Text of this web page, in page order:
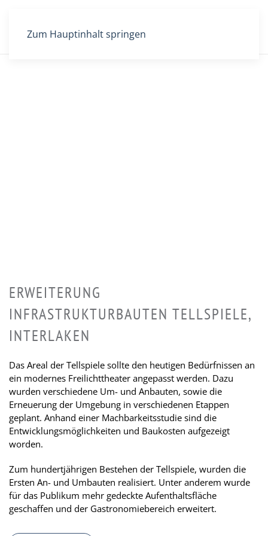
Zum Hauptinhalt springen
ERWEITERUNG
INFRASTRUKTURBAUTEN TELLSPIELE,
INTERLAKEN
Das Areal der Tellspiele sollte den heutigen Bedürfnissen an
ein modernes Freilichttheater angepasst werden. Dazu
wurden verschiedene Um- und Anbauten, sowie die
Erneuerung der Umgebung in verschiedenen Etappen
geplant. Anhand einer Machbarkeitsstudie sind die
Entwicklungsmöglichkeiten und Baukosten aufgezeigt
worden.
Zum hundertjährigen Bestehen der Tellspiele, wurden die
Ersten An- und Umbauten realisiert. Unter anderem wurde
für das Publikum mehr gedeckte Aufenthaltsfläche
geschaffen und der Gastronomiebereich erweitert.